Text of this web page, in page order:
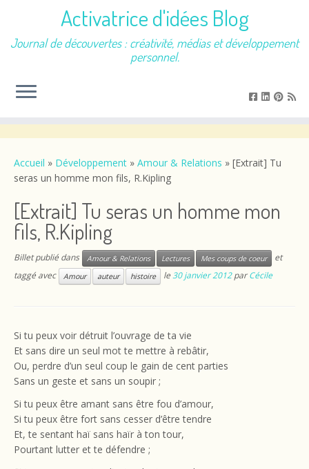
contenu
Activatrice d'idées Blog
Journal de découvertes : créativité, médias et développement
personnel.
Accueil » Développement » Amour & Relations » [Extrait] Tu
seras un homme mon fils, R.Kipling
[Extrait] Tu seras un homme mon
fils, R.Kipling
Billet publié dans Amour & Relations Lectures Mes coups de coeur
et
taggé avec
Amour auteur histoire le30 janvier 2012 parCécile
Si tu peux voir détruit l’ouvrage de ta vie
Et sans dire un seul mot te mettre à rebâtir,
Ou, perdre d’un seul coup le gain de cent parties
Sans un geste et sans un soupir ;
Si tu peux être amant sans être fou d’amour,
Si tu peux être fort sans cesser d’être tendre
Et, te sentant haï sans haïr à ton tour,
Pourtant lutter et te défendre ;